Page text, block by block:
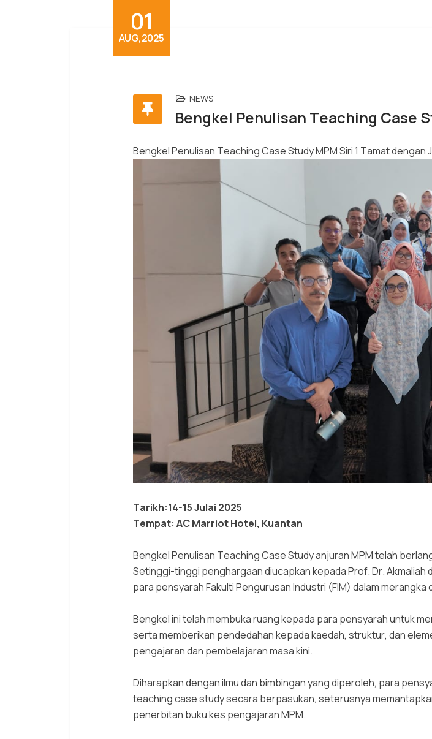
01
AUG,2025
NEWS
Bengkel Penulisan Teaching Case
Bengkel Penulisan Teaching Case Study MPM Siri 1 Tamat dengan
Tarikh:14-15 Julai 2025
Tempat: AC Marriot Hotel, Kuantan
Bengkel Penulisan Teaching Case Study anjuran MPM telah
Setinggi-tinggi penghargaan diucapkan kepada Prof. Dr.
para pensyarah Fakulti Pengurusan Industri (FIM) dalam
Bengkel ini telah membuka ruang kepada para pensyarah untuk
serta memberikan pendedahan kepada kaedah, struktur, dan
pengajaran dan pembelajaran masa kini.
Diharapkan dengan ilmu dan bimbingan yang diperoleh, para
teaching case study secara berpasukan, seterusnya
penerbitan buku kes pengajaran MPM.